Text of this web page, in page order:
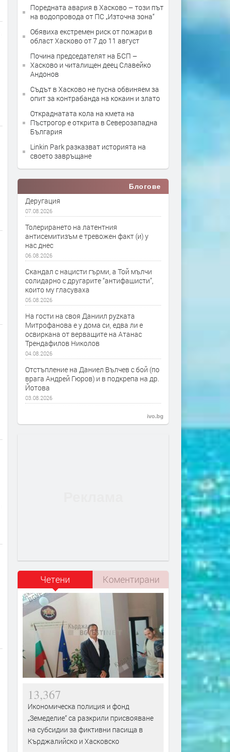
Поредната авария в Хасково – този път
на водопровода от ПС „Източна зона“
Обявиха екстремен риск от пожари в
област Хасково от 7 до 11 август
Почина председателят на БСП –
Хасково и читалищен деец Славейко
Андонов
Съдът в Хасково не пусна обвиняем за
опит за контрабанда на кокаин и злато
Откраднатата кола на кмета на
Пъстрогор е открита в Северозападна
България
Linkin Park разказват историята на
своето завръщане
Блогове
Деругация
07.08.2026
Толерирането на латентния
антисемитизъм е тревожен факт (и) у
нас днес
06.08.2026
Скандал с нацисти гърми, а Той мълчи
солидарно с другарите “антифашисти”,
които му гласуваха
05.08.2026
На гости на своя Даниил руzката
Митрофанова е у дома си, едва ли е
освиркана от верващите на Атанас
Трендафилов Николов
04.08.2026
Отстъпление на Даниел Вълчев с бой (по
врага Андрей Гюров) и в подкрепа на др.
Йотова
03.08.2026
ivo.bg
Четени Коментирани
13,367
Икономическа полиция и фонд
„Земеделие“ са разкрили присвояване
на субсидии за фиктивни пасища в
Кърджалийско и Хасковско